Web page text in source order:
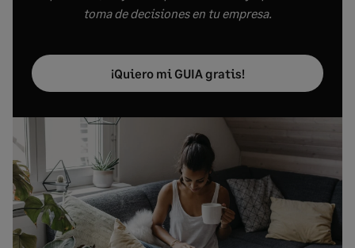
toma de decisiones en tu empresa.
¡Quiero mi GUIA gratis!